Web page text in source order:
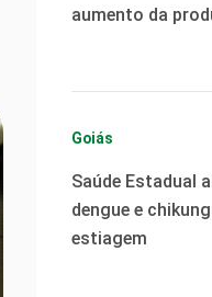
aumento da
Goiás
Saúde Estadual
dengue e
estiagem